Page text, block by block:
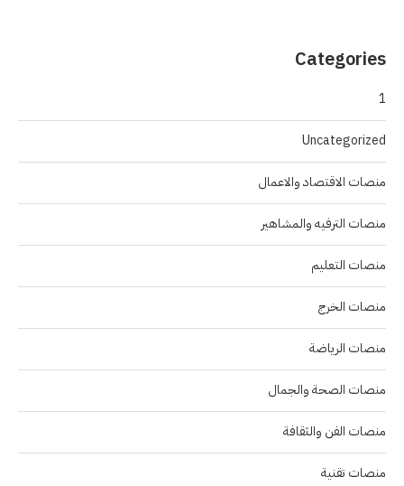
Categories
1
Uncategorized
منصات الاقتصاد والاعمال
منصات الترفيه والمشاهير
منصات التعليم
منصات الخرج
منصات الرياضة
منصات الصحة والجمال
منصات الفن والثقافة
منصات تقنية